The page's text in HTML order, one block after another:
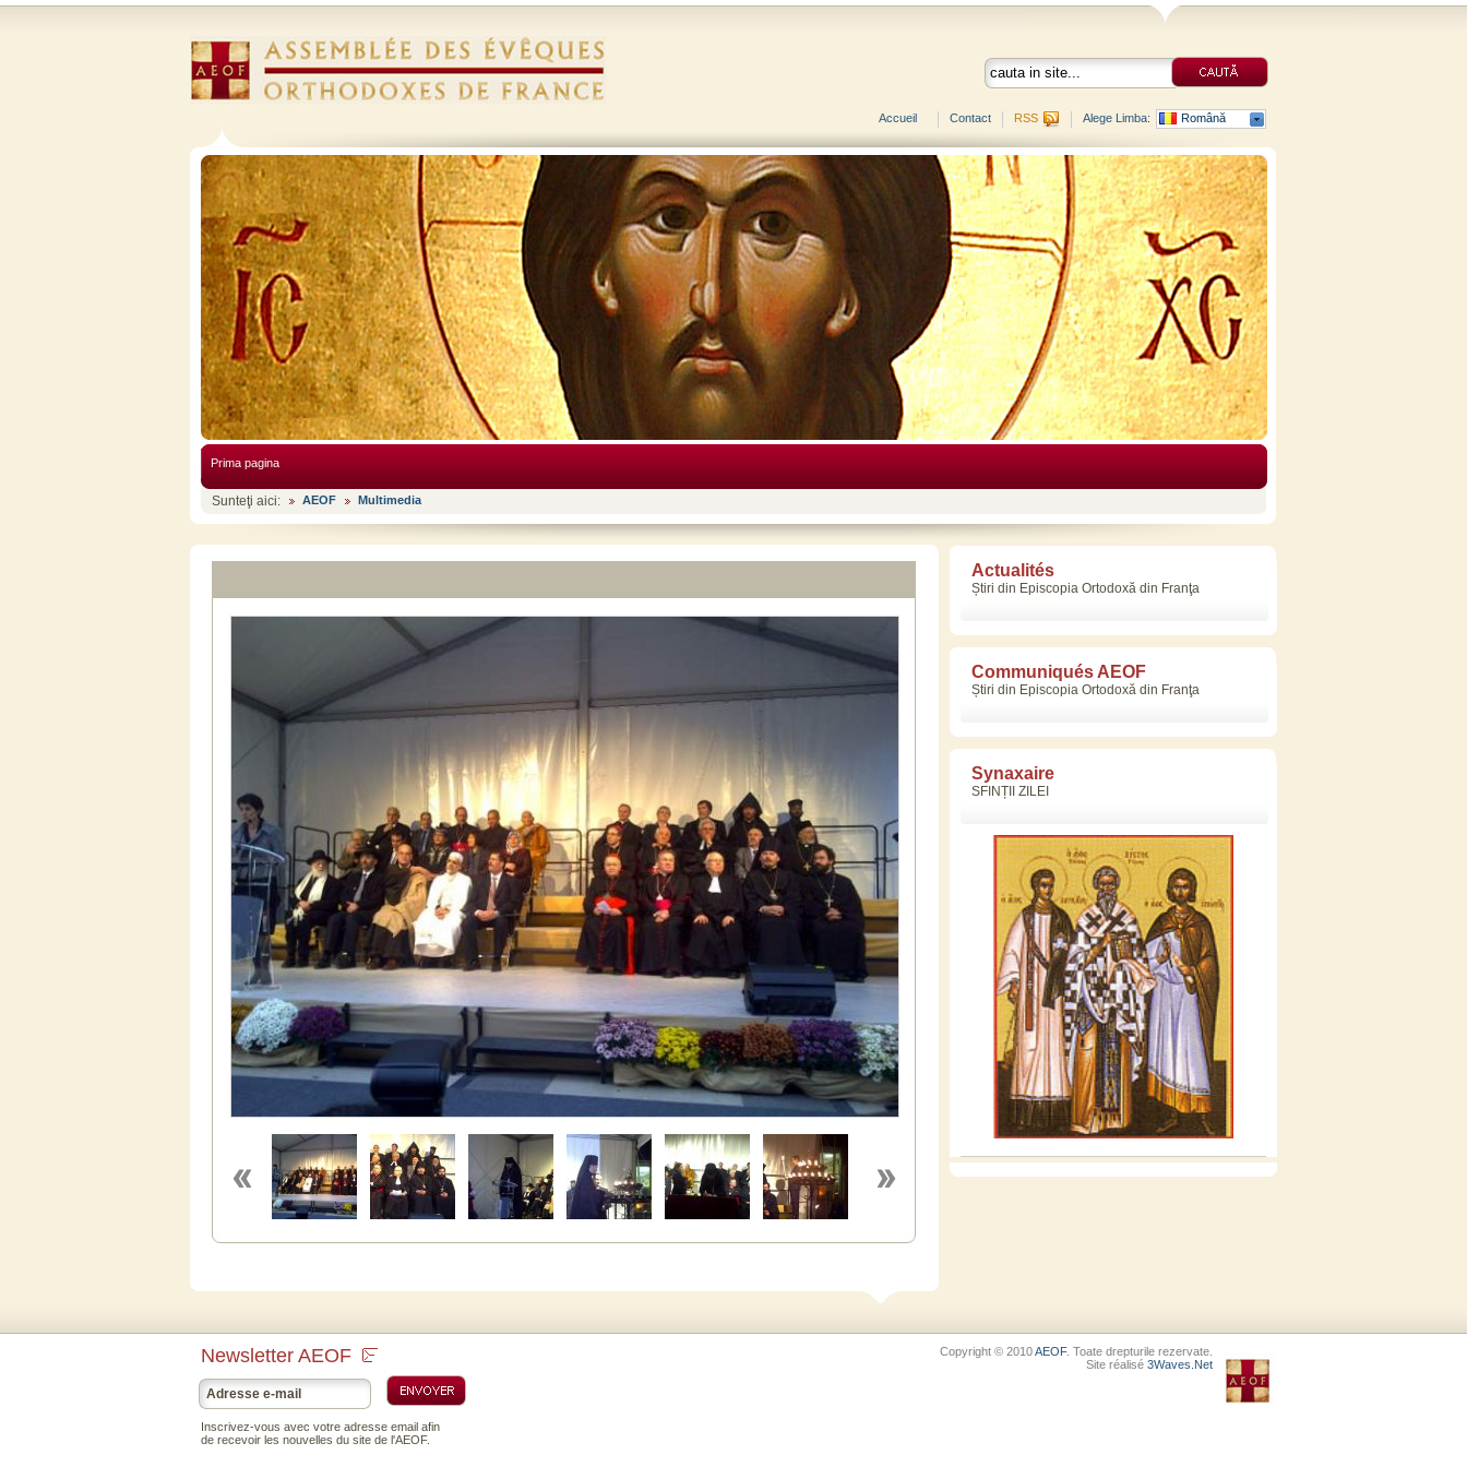
Alege Limba: Română
RSS
Contact
Accueil
Prima pagina
Sunteţi aici: AEOF Multimedia
Actualités
Știri din Episcopia Ortodoxă din Franţa
Communiqués AEOF
Știri din Episcopia Ortodoxă din Franţa
Synaxaire
SFINȚII ZILEI
Newsletter AEOF
Inscrivez-vous avec votre adresse email afin
de recevoir les nouvelles du site de l'AEOF.
Copyright © 2010AEOF. Toate drepturile rezervate.
Site réalisé 3Waves.Net